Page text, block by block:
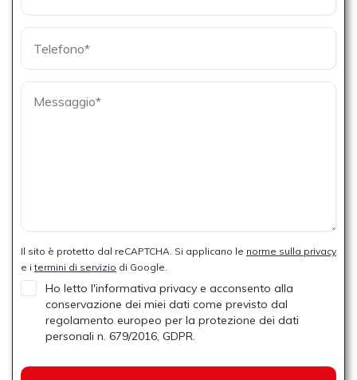
Il sito è protetto dal reCAPTCHA. Si applicano le norme sulla privacy
e itermini di servizio di Google.
Ho letto l'informativa privacy e acconsento alla
conservazione dei miei dati come previsto dal
regolamento europeo per la protezione dei dati
personali n. 679/2016, GDPR.